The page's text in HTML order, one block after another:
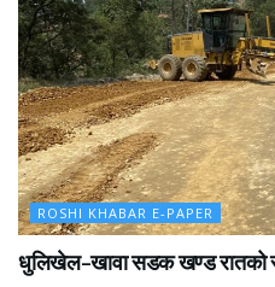
ROSHI KHABAR E-PAPER
धुलिखेल–खावा सडक खण्ड रातको